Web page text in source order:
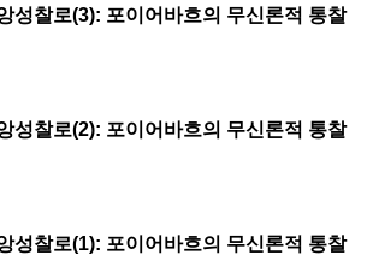
성찰로(3): 포이어바흐의 무신론적 통찰
성찰로(2): 포이어바흐의 무신론적 통찰
성찰로(1): 포이어바흐의 무신론적 통찰